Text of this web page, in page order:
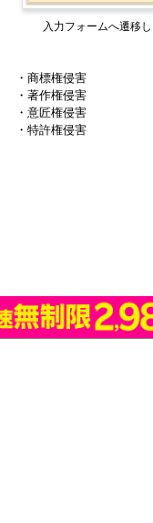
入力フォームへ遷移し
・商標権侵害
・著作権侵害
・意匠権侵害
・特許権侵害